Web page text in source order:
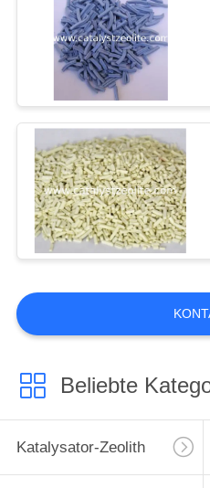
Beliebte
Katalysator-Zeolith